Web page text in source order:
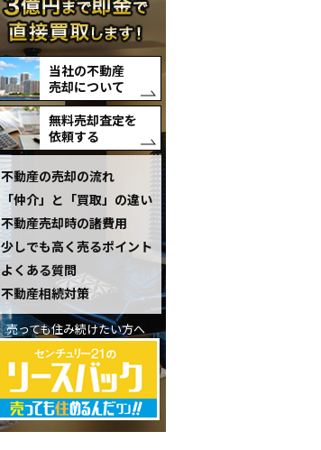
当社の不動産
売却について
無料売却査定を
依頼する
不動産の売却の流れ
「仲介」と「買取」の違い
不動産売却時の諸費用
少しでも高く売るポイント
よくある質問
不動産相続対策
売っても住み続けたい方へ